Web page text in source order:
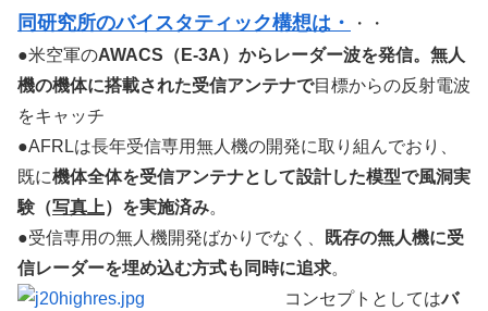
同研究所のバイスタティック構想は・
・・
●米空軍のAWACS（E-3A）からレーダー波を発信。無人
機の機体に搭載された受信アンテナで目標からの反射電波
をキャッチ
●AFRLは長年受信専用無人機の開発に取り組んでおり、
既に機体全体を受信アンテナとして設計した模型で風洞実
験（写真上）を実施済み。
●受信専用の無人機開発ばかりでなく、
既存の無人機に受
信レーダーを埋め込む方式も同時に追求。
コンセプトとしてはバ